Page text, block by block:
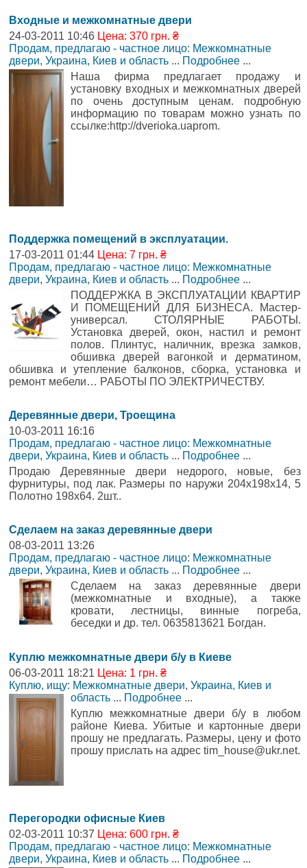
Входные и межкомнатные двери
24-03-2011 10:46 Цена: 370 грн. ₴
Продам, предлагаю - частное лицо: Межкомнатные
двери, Украина, Киев и область ... Подробнее ...
Наша фирма предлагает продажу и
установку входных и межкомнатных дверей
по очень доступным ценам. подробную
информацию по товарам можно узнать по
ссылке:http://dverioka.uaprom.
Поддержка помещений в эксплуатации.
17-03-2011 01:44 Цена: 7 грн. ₴
Продам, предлагаю - частное лицо: Межкомнатные
двери, Украина, Киев и область ... Подробнее ...
ПОДДЕРЖКА В ЭКСПЛУАТАЦИИ КВАРТИР
И ПОМЕЩЕНИЙ ДЛЯ БИЗНЕСА. Мастер-
универсал. СТОЛЯРНЫЕ РАБОТЫ.
Установка дверей, окон, настил и ремонт
полов. Плинтус, наличник, врезка замков,
обшивка дверей вагонкой и дерматином,
обшивка и утепление балконов, сборка, установка и
ремонт мебели… РАБОТЫ ПО ЭЛЕКТРИЧЕСТВУ.
Деревянные двери, Троещина
10-03-2011 16:16
Продам, предлагаю - частное лицо: Межкомнатные
двери, Украина, Киев и область ... Подробнее ...
Продаю Деревянные двери недорого, новые, без
фурнитуры, под лак. Размеры по наружи 204х198х14, 5
Полотно 198х64. 2шт..
Сделаем на заказ деревянные двери
08-03-2011 13:26
Продам, предлагаю - частное лицо: Межкомнатные
двери, Украина, Киев и область ... Подробнее ...
Сделаем на заказ деревянные двери
(межкомнатные и входные), а также
кровати, лестницы, винные погреба,
беседки и др. тел. 0635813621 Богдан.
Куплю межкомнатные двери б/у в Киеве
06-03-2011 18:21 Цена: 1 грн. ₴
Куплю, ищу: Межкомнатные двери, Украина, Киев и
область ... Подробнее ...
Куплю межкомнатные двери б/у в любом
районе Киева. Убитые и картонные двери
прошу не предлагать. Размеры, цену и фото
прошу прислать на адрес tim_house@ukr.net.
Перегородки офисные Киев
02-03-2011 10:37 Цена: 600 грн. ₴
Продам, предлагаю - частное лицо: Межкомнатные
двери, Украина, Киев и область ... Подробнее ...